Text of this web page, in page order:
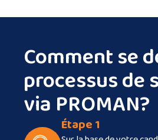
Comment se
processus de
via PROMAN?
Étape 1